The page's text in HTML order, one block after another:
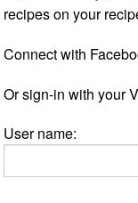
recipes on your
Connect with
Or sign-in with your
User name: